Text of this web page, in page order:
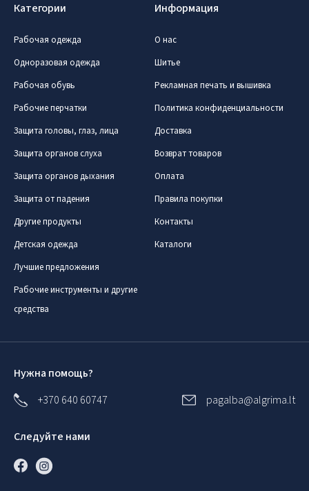
Категории
Рабочая одежда
Одноразовая одежда
Рабочая обувь
Рабочие перчатки
Защита головы, глаз, лица
Защита органов слуха
Защита органов дыхания
Защита от падения
Другие продукты
Детская одежда
Лучшие предложения
Рабочие инструменты и другие
средства
Информация
О нас
Шитье
Рекламная печать и вышивка
Политика конфиденциальности
Доставка
Возврат товаров
Оплата
Правила покупки
Контакты
Каталоги
Нужна помощь?
+370 640 60747
pagalba@algrima.lt
Следуйте нами